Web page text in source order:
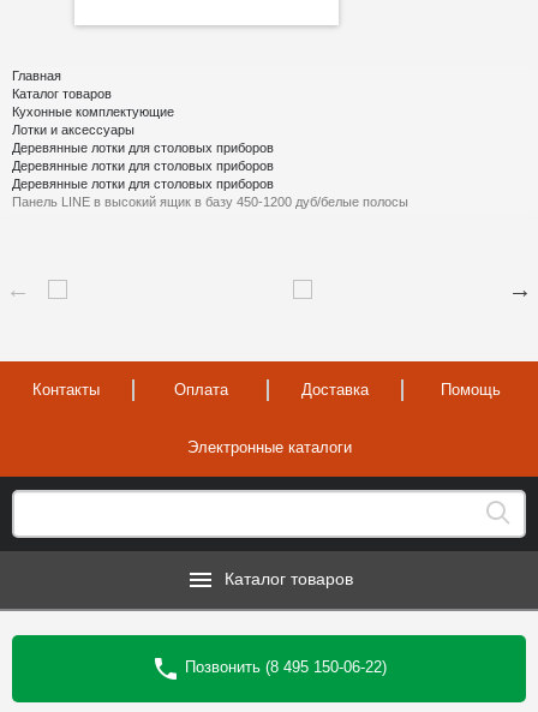
Главная
Каталог товаров
Кухонные комплектующие
Лотки и аксессуары
Деревянные лотки для столовых приборов
Деревянные лотки для столовых приборов
Деревянные лотки для столовых приборов
Панель LINE в высокий ящик в базу 450-1200 дуб/белые полосы
Контакты Оплата Доставка Помощь
Электронные каталоги
Каталог товаров
Позвонить (8 495 150-06-22)